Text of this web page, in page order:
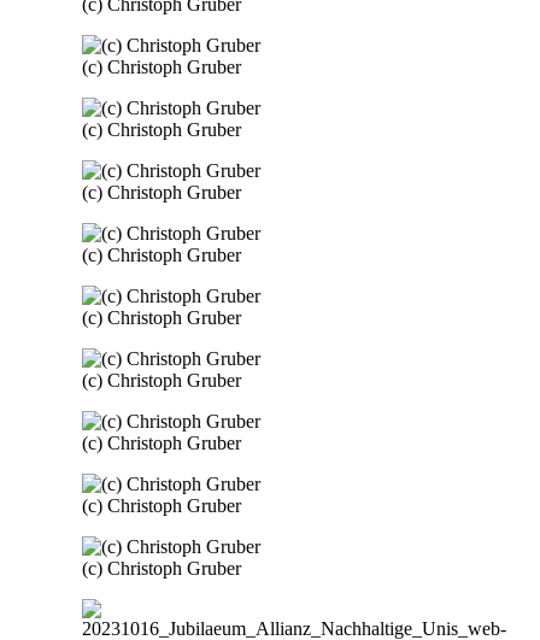
(c) Christoph Gruber
(c) Christoph Gruber
(c) Christoph Gruber
(c) Christoph Gruber
(c) Christoph Gruber
(c) Christoph Gruber
(c) Christoph Gruber
(c) Christoph Gruber
(c) Christoph Gruber
(c) Christoph Gruber